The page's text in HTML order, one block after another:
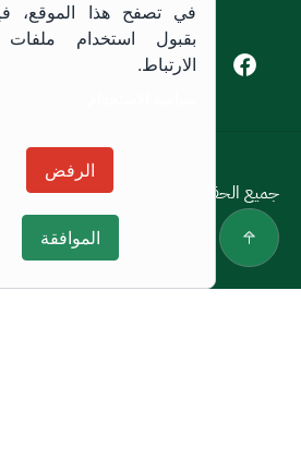
Facebook of Jouf University
X of Jouf University
سياسة الاستخدام
جميع الحقوق
الجوف
في تصفح هذا الموقع،
بقبول استخدام
الارتباط.
الرفض
الموافقة